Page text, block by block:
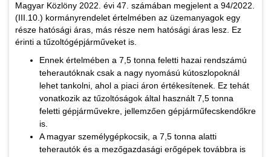
Magyar Közlöny 2022. évi 47. számában megjelent a 94/2022.
(III.10.) kormányrendelet értelmében az üzemanyagok egy
része hatósági áras, más része nem hatósági áras lesz. Ez
érinti a tűzoltógépjárműveket is.
Ennek értelmében a 7,5 tonna feletti hazai rendszámú
teherautóknak csak a nagy nyomású kútoszlopoknál
lehet tankolni, ahol a piaci áron értékesítenek. Ez tehát
vonatkozik az tűzoltóságok által használt 7,5 tonna
feletti gépjárművekre, jellemzően gépjárműfecskendőkre
is.
A magyar személygépkocsik, a 7,5 tonna alatti
teherautók és a mezőgazdasági erőgépek továbbra is